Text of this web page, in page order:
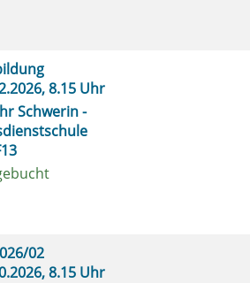
8.15 Uhr
Schwerin -
02
8.15 Uhr